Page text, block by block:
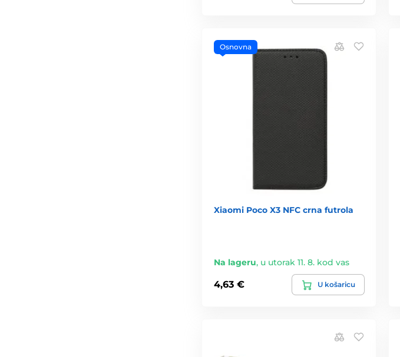
Osnovna
Xiaomi Poco X3 NFC crna futrola
Na lageru, u utorak 11. 8. kod vas
4,63 € U košaricu